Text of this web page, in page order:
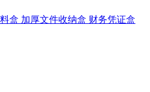
盒 加厚文件收纳盒 财务凭证盒